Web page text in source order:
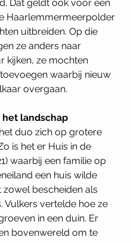
Dat geldt ook voor een
Haarlemmermeerpolder
uitbreiden. Op die
ze anders naar
kijken, ze mochten
waarbij nieuw
overgaan.
het landschap
duo zich op grotere
is het er Huis in de
waarbij een familie op
een huis wilde
zowel bescheiden als
Vulkers vertelde hoe ze
in een duin. Er
bovenwereld om te